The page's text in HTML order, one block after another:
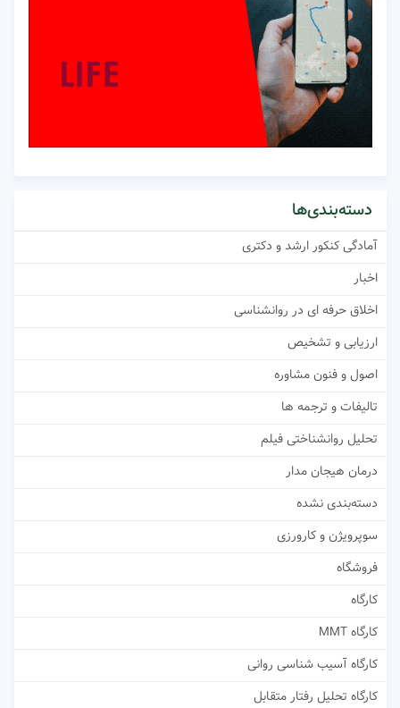
دسته‌بندی‌ها
آمادگی کنکور ارشد و دکتری
اخبار
اخلاق حرفه ای در روانشناسی
ارزیابی و تشخیص
اصول و فنون مشاوره
تالیفات و ترجمه ها
تحلیل روانشناختی فیلم
درمان هیجان مدار
دسته‌بندی نشده
سوپرویژن و کارورزی
فروشگاه
کارگاه
کارگاه MMT
کارگاه آسیب شناسی روانی
کارگاه تحلیل رفتار متقابل